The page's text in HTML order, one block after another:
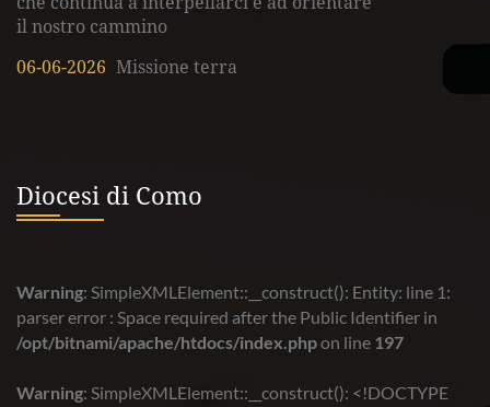
il nostro cammino
06-06-2026 Missione terra
Diocesi di Como
Warning: SimpleXMLElement::__construct(): Entity: line 1:
parser error : Space required after the Public Identifier in
/opt/bitnami/apache/htdocs/index.phpon line 197
Warning: SimpleXMLElement::__construct(): <!DOCTYPE